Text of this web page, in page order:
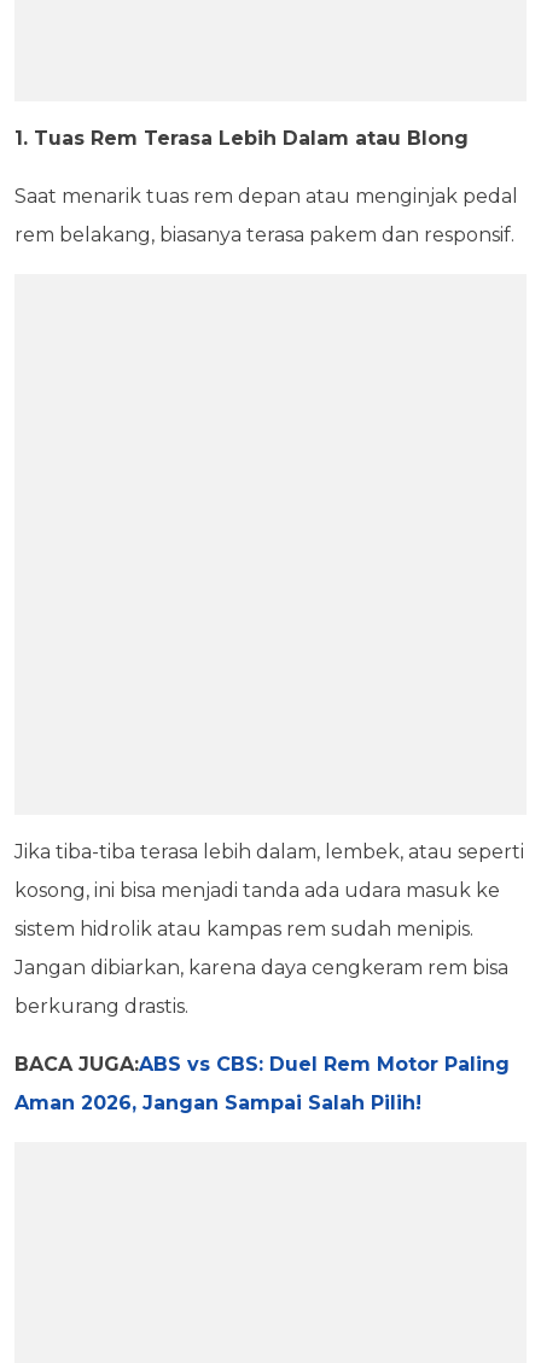
1. Tuas Rem Terasa Lebih Dalam atau Blong
Saat menarik tuas rem depan atau menginjak pedal
rem belakang, biasanya terasa pakem dan responsif.
Jika tiba-tiba terasa lebih dalam, lembek, atau seperti
kosong, ini bisa menjadi tanda ada udara masuk ke
sistem hidrolik atau kampas rem sudah menipis.
Jangan dibiarkan, karena daya cengkeram rem bisa
berkurang drastis.
BACA JUGA:ABS vs CBS: Duel Rem Motor Paling
Aman 2026, Jangan Sampai Salah Pilih!